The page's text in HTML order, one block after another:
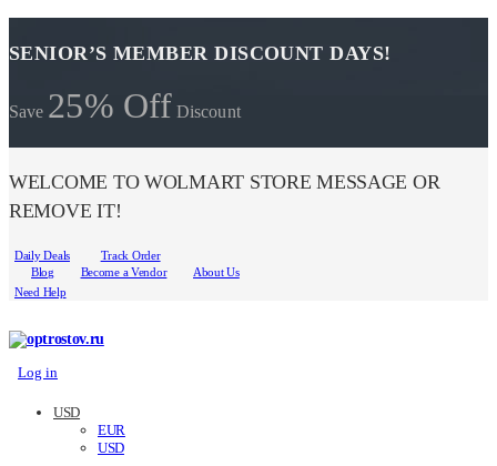
SENIOR’S MEMBER DISCOUNT DAYS!
Save 25% Off Discount
WELCOME TO WOLMART STORE MESSAGE OR
REMOVE IT!
Daily Deals
Track Order
Blog
Become a Vendor
About Us
Need Help
Log in
USD
EUR
USD